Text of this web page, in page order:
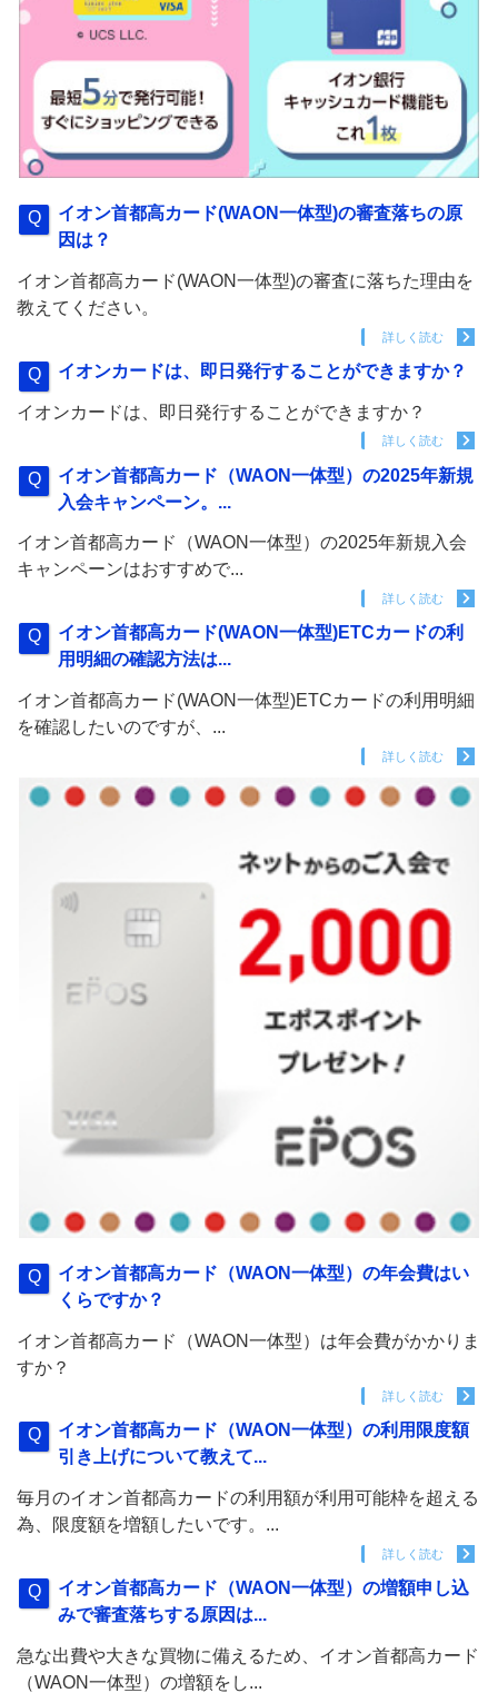
イオン首都高カード(WAON一体型)の審査落ちの原
因は？
イオン首都高カード(WAON一体型)の審査に落ちた理由を
教えてください。
詳しく読む
イオンカードは、即日発行することができますか？
イオンカードは、即日発行することができますか？
詳しく読む
イオン首都高カード（WAON一体型）の2025年新規
入会キャンペーン。...
イオン首都高カード（WAON一体型）の2025年新規入会
キャンペーンはおすすめで...
詳しく読む
イオン首都高カード(WAON一体型)ETCカードの利
用明細の確認方法は...
イオン首都高カード(WAON一体型)ETCカードの利用明細
を確認したいのですが、...
詳しく読む
イオン首都高カード（WAON一体型）の年会費はい
くらですか？
イオン首都高カード（WAON一体型）は年会費がかかりま
すか？
詳しく読む
イオン首都高カード（WAON一体型）の利用限度額
引き上げについて教えて...
毎月のイオン首都高カードの利用額が利用可能枠を超える
為、限度額を増額したいです。...
詳しく読む
イオン首都高カード（WAON一体型）の増額申し込
みで審査落ちする原因は...
急な出費や大きな買物に備えるため、イオン首都高カード
（WAON一体型）の増額をし...